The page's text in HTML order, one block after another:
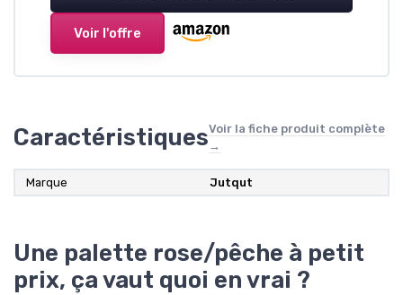
Voir l'offre
CaractéristiquesVoir la fiche produit complète
→
Marque Jutqut
Une palette rose/pêche à petit
prix, ça vaut quoi en vrai ?